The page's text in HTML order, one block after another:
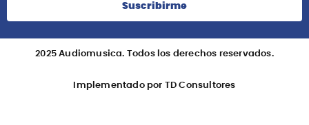
Suscribirme
2025 Audiomusica. Todos los derechos reservados.
Implementado por TD Consultores